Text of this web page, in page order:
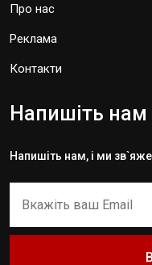
Про нас
Реклама
Контакти
Напишіть нам
Напишіть нам, і ми